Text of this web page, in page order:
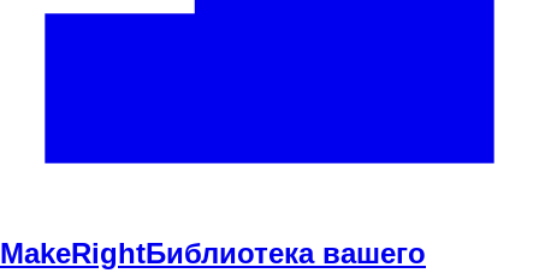
MakeRightБиблиотека вашего